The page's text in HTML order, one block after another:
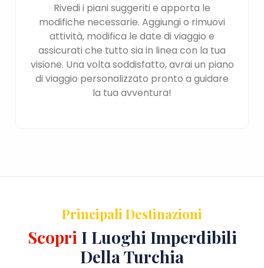
Rivedi i piani suggeriti e apporta le
modifiche necessarie. Aggiungi o rimuovi
attività, modifica le date di viaggio e
assicurati che tutto sia in linea con la tua
visione. Una volta soddisfatto, avrai un piano
di viaggio personalizzato pronto a guidare
la tua avventura!
Principali Destinazioni
Scopri I Luoghi Imperdibili
Della Turchia